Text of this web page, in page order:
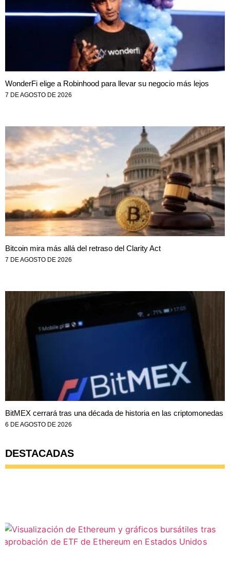
WonderFi elige a Robinhood para llevar su negocio más lejos
7 DE AGOSTO DE 2026
Bitcoin mira más allá del retraso del Clarity Act
7 DE AGOSTO DE 2026
BitMEX cerrará tras una década de historia en las criptomonedas
6 DE AGOSTO DE 2026
DESTACADAS